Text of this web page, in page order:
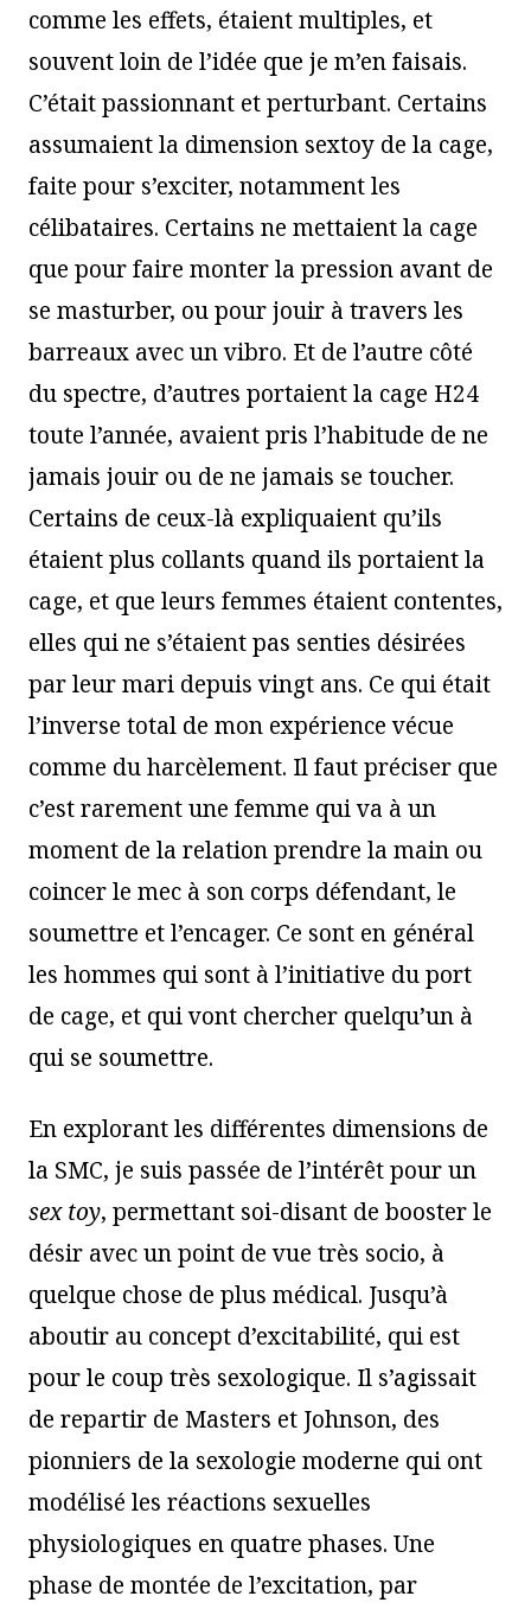
comme les effets, étaient multiples, et
souvent loin de l’idée que je m’en faisais.
C’était passionnant et perturbant. Certains
assumaient la dimension sextoy de la cage,
faite pour s’exciter, notamment les
célibataires. Certains ne mettaient la cage
que pour faire monter la pression avant de
se masturber, ou pour jouir à travers les
barreaux avec un vibro. Et de l’autre côté
du spectre, d’autres portaient la cage H24
toute l’année, avaient pris l’habitude de ne
jamais jouir ou de ne jamais se toucher.
Certains de ceux-là expliquaient qu’ils
étaient plus collants quand ils portaient la
cage, et que leurs femmes étaient contentes,
elles qui ne s’étaient pas senties désirées
par leur mari depuis vingt ans. Ce qui était
l’inverse total de mon expérience vécue
comme du harcèlement. Il faut préciser que
c’est rarement une femme qui va à un
moment de la relation prendre la main ou
coincer le mec à son corps défendant, le
soumettre et l’encager. Ce sont en général
les hommes qui sont à l’initiative du port
de cage, et qui vont chercher quelqu’un à
qui se soumettre.
En explorant les différentes dimensions de
la SMC, je suis passée de l’intérêt pour un
sex toy, permettant soi-disant de booster le
désir avec un point de vue très socio, à
quelque chose de plus médical. Jusqu’à
aboutir au concept d’excitabilité, qui est
pour le coup très sexologique. Il s’agissait
de repartir de Masters et Johnson, des
pionniers de la sexologie moderne qui ont
modélisé les réactions sexuelles
physiologiques en quatre phases. Une
phase de montée de l’excitation, par